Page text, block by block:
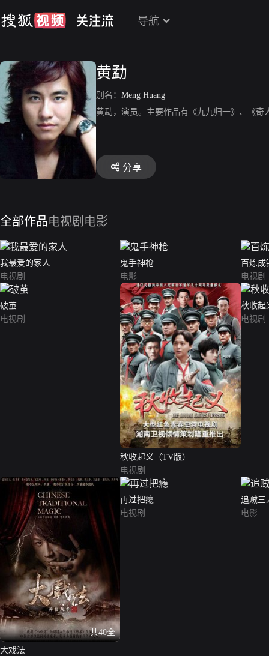
导航
黄勐
别名： Meng Huang
黄勐，演员。主要作品有《九九归一》、《
分享
全部作品电视剧 电影
我最爱的家人
电视剧
鬼手神枪
电影
百炼成
电视剧
破茧
电视剧
秋收起义（TV版）
电视剧
秋收起
电视剧
共40全
大戏法
再过把瘾
电视剧
追贼三
电影